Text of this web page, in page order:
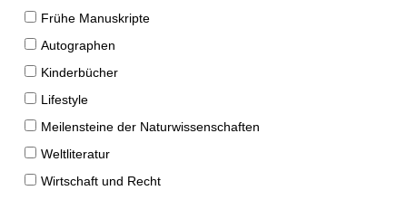
Frühe Manuskripte
Autographen
Kinderbücher
Lifestyle
Meilensteine der Naturwissenschaften
Weltliteratur
Wirtschaft und Recht